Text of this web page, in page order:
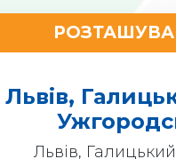
Львів,
Львів,